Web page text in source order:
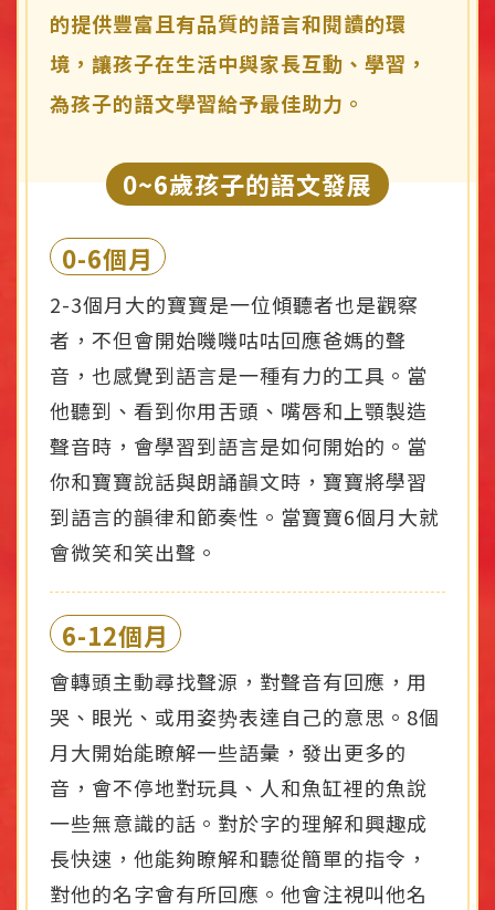
的提供豐富且有品質的語言和閱讀的環
境，讓孩子在生活中與家長互動、學習，
為孩子的語文學習給予最佳助力。
0~6歲孩子的語文發展
0-6個月
2-3個月大的寶寶是一位傾聽者也是觀察
者，不但會開始嘰嘰咕咕回應爸媽的聲
音，也感覺到語言是一種有力的工具。當
他聽到、看到你用舌頭、嘴唇和上顎製造
聲音時，會學習到語言是如何開始的。當
你和寶寶說話與朗誦韻文時，寶寶將學習
到語言的韻律和節奏性。當寶寶6個月大就
會微笑和笑出聲。
6-12個月
會轉頭主動尋找聲源，對聲音有回應，用
哭、眼光、或用姿势表達自己的意思。8個
月大開始能瞭解一些語彙，發出更多的
音，會不停地對玩具、人和魚缸裡的魚說
一些無意識的話。對於字的理解和興趣成
長快速，他能夠瞭解和聽從簡單的指令，
對他的名字會有所回應。他會注視叫他名